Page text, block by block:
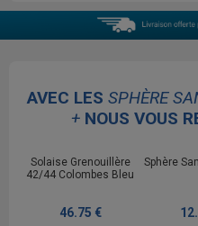
AVEC LES SPHÈRE
+ NOUS VOUS
Solaise Grenouillère
42/44 Colombes Bleu
46.75 €
Sphère